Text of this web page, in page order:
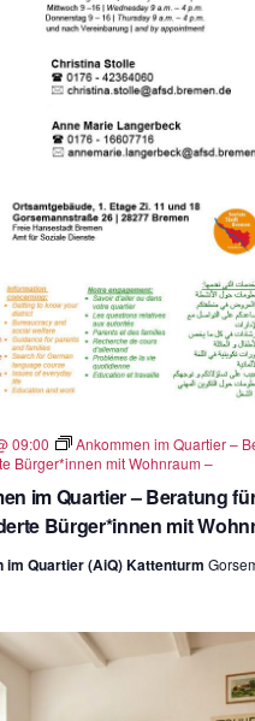
im Quartier – Beratung
Bürger*innen mit
09:00
Ankommen im Quartier –
Bürger*innen mit Wohnraum –
im Quartier (AiQ) Kattenturm